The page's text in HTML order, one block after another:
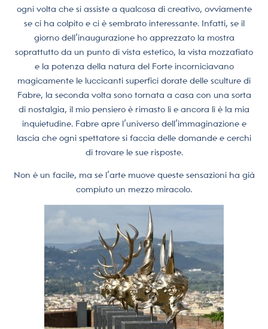
ogni volta che si assiste a qualcosa di creativo, ovviamente
se ci ha colpito e ci è sembrato interessante. Infatti, se il
giorno dell’inaugurazione ho apprezzato la mostra
soprattutto da un punto di vista estetico, la vista mozzafiato
e la potenza della natura del Forte incorniciavano
magicamente le luccicanti superfici dorate delle sculture di
Fabre, la seconda volta sono tornata a casa con una sorta
di nostalgia, il mio pensiero è rimasto lì e ancora lì è la mia
inquietudine. Fabre apre l’universo dell’immaginazione e
lascia che ogni spettatore si faccia delle domande e cerchi
di trovare le sue risposte.
Non è un facile, ma se l’arte muove queste sensazioni ha già
compiuto un mezzo miracolo.